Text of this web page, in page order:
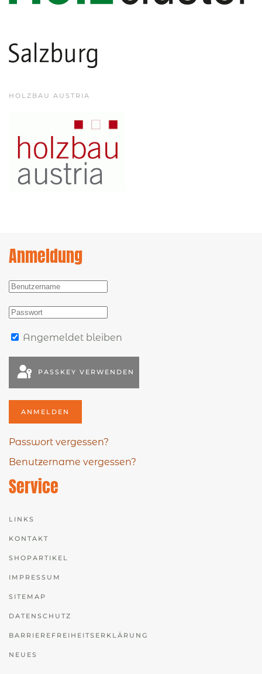
HOLZBAU AUSTRIA
Anmeldung
Angemeldet bleiben
PASSKEY VERWENDEN
ANMELDEN
Passwort vergessen?
Benutzername vergessen?
Service
LINKS
KONTAKT
SHOPARTIKEL
IMPRESSUM
SITEMAP
DATENSCHUTZ
BARRIEREFREIHEITSERKLÄRUNG
NEUES